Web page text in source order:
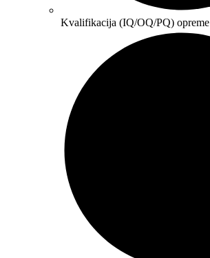
Kvalifikacija (IQ/OQ/PQ) opreme